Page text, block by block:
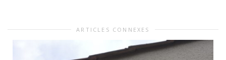
ARTICLES CONNEXES